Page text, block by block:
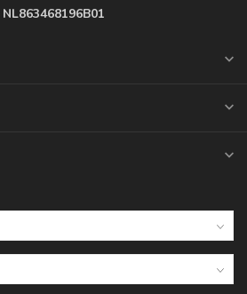
NL863468196B01